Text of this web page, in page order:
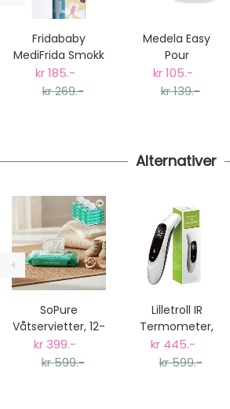
Gjennomsnittlig leveringstid hos
Vi har fri retur ved bytte.
Fridababy
MediFrida Smokk
for medisin
kr 185.-
kr 269.-
Medela Easy
Pour
Oppbevaringspose
til morsmelk,
kr 105.-
kr 139.-
Alternativer
SoPure
Våtservietter, 12-
pakning (672
stk)
kr 399.-
kr 599.-
Lilletroll IR
Termometer,
LED, Panne og
Ører
kr 445.-
kr 599.-